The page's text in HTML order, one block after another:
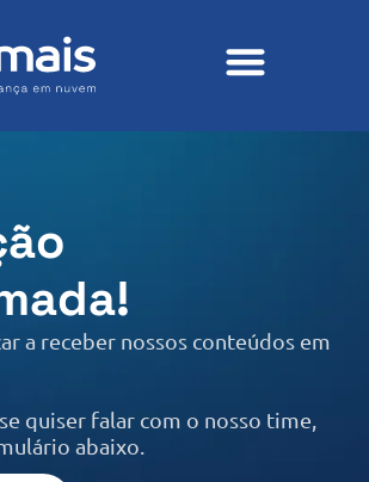
a receber nossos conteúdos em
quiser falar com o nosso time,
abaixo.